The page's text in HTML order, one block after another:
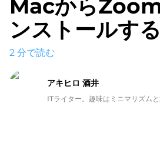
Macから
ンストールす
2 分で読む
アキヒロ 酒井
ITライター。趣味はミニマリズム